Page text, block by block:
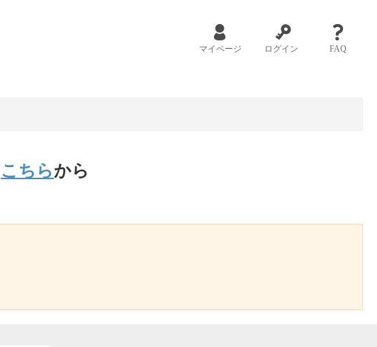
マイページ ログイン FAQ
こちらから